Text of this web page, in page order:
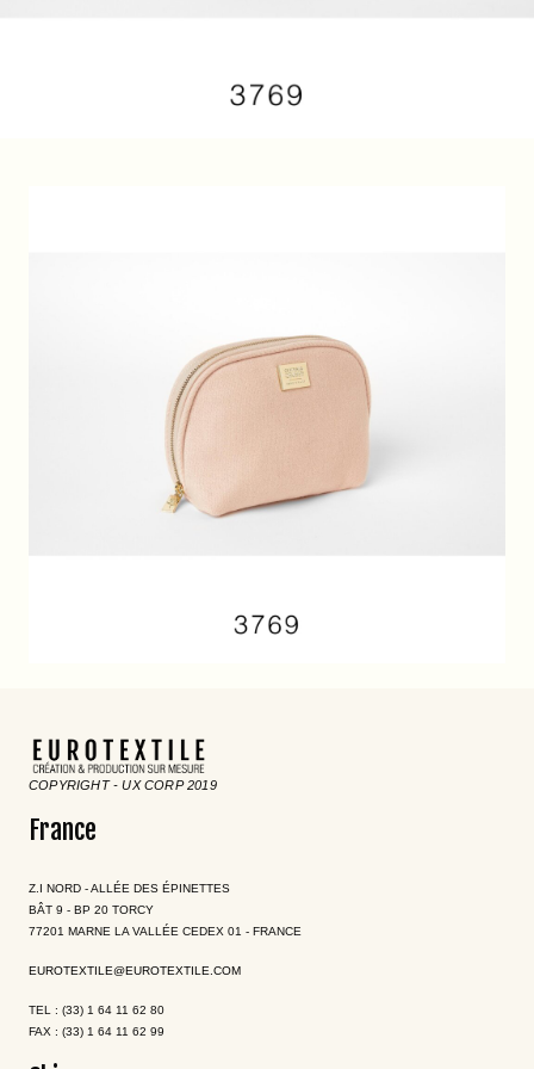
COPYRIGHT - UX CORP 2019
France
Z.I NORD - ALLÉE DES ÉPINETTES
BÂT 9 - BP 20 TORCY
77201 MARNE LA VALLÉE CEDEX 01 - FRANCE
EUROTEXTILE@EUROTEXTILE.COM
TEL : (33) 1 64 11 62 80
FAX : (33) 1 64 11 62 99